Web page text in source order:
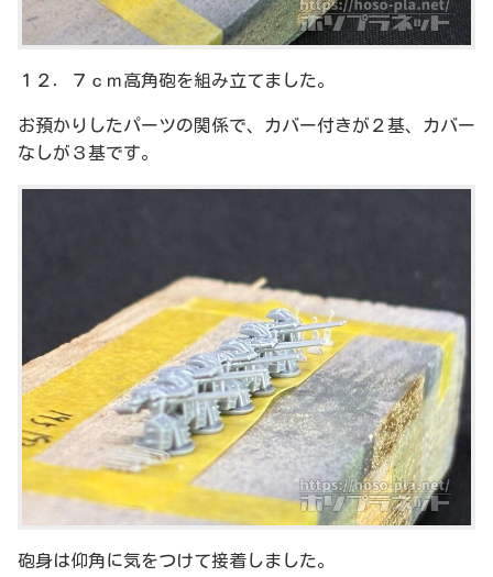
１２．７ｃｍ高角砲を組み立てました。
お預かりしたパーツの関係で、カバー付きが２基、カバー
なしが３基です。
砲身は仰角に気をつけて接着しました。